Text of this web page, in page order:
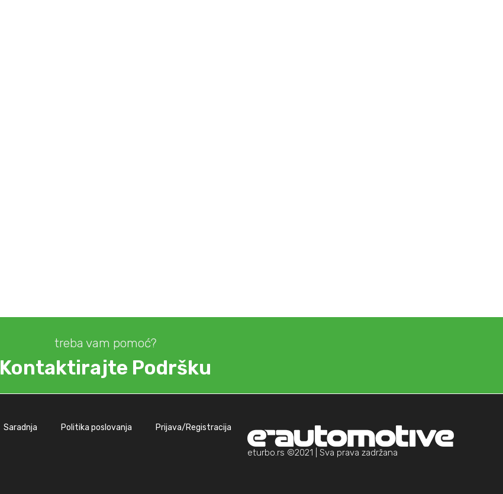
treba vam pomoć?
Kontaktirajte Podršku
Saradnja Politika poslovanja Prijava/Registracija
eturbo.rs ©2021 | Sva prava zadržana